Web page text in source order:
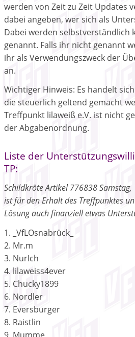
werden von Zeit zu Zeit Updates
dabei angeben, wer sich als
Dabei werden selbstverständlich
genannt. Falls ihr nicht genannt
ihr als Verwendungszweck der
an.
Wichtiger Hinweis: Es handelt
die steuerlich geltend gemacht
Treffpunkt lilaweiß e.V. ist nicht
der Abgabenordnung.
Liste der
TP:
Schildkröte Artikel 776838
ist für den Erhalt des Treffpunktes
Lösung auch finanziell etwas
1. _VfLOsnabrück_
2. Mr.m
3. NurIch
4. lilaweiss4ever
5. Chucky1899
6. Nordler
7. Eversburger
8. Raistlin